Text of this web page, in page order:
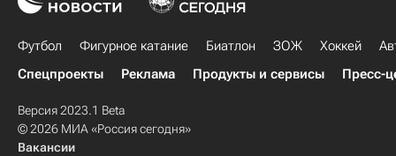
Футбол Фигурное катание Биатлон ЗОЖ Хоккей
Спецпроекты
Реклама Продукты и сервисы Пресс-
Версия 2023.1 Beta
© 2026 МИА «Россия сегодня»
Вакансии